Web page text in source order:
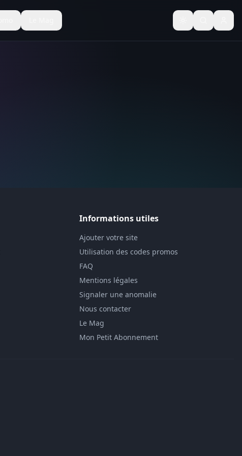
Basculer le
Informations utiles
Ajouter votre site
Utilisation des codes promos
FAQ
Mentions légales
Signaler une anomalie
Nous contacter
Le Mag
Mon Petit Abonnement